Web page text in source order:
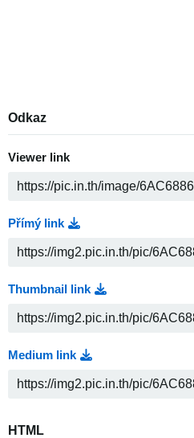
Odkaz
Viewer link
Přímý link
Thumbnail link
Medium link
HTML